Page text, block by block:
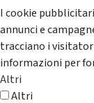
I cookie
annunci e
tracciano i
informazioni per
Altri
Altri